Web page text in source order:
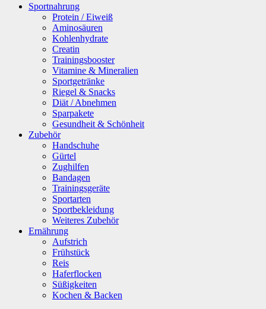
Sportnahrung
Protein / Eiweiß
Aminosäuren
Kohlenhydrate
Creatin
Trainingsbooster
Vitamine & Mineralien
Sportgetränke
Riegel & Snacks
Diät / Abnehmen
Sparpakete
Gesundheit & Schönheit
Zubehör
Handschuhe
Gürtel
Zughilfen
Bandagen
Trainingsgeräte
Sportarten
Sportbekleidung
Weiteres Zubehör
Ernährung
Aufstrich
Frühstück
Reis
Haferflocken
Süßigkeiten
Kochen & Backen